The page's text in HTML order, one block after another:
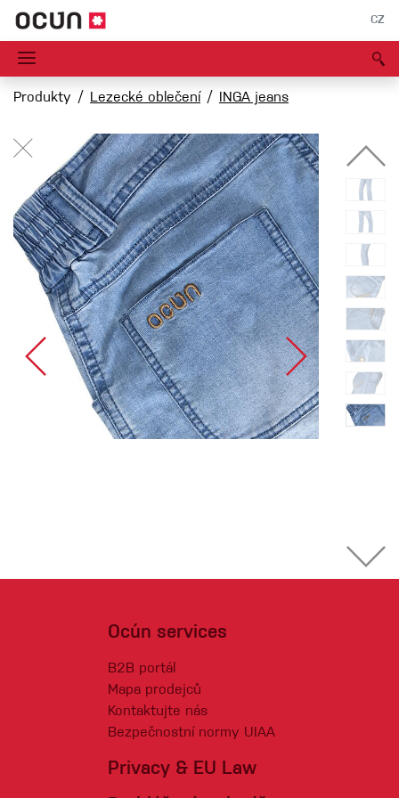
CZ
Produkty Lezecké oblečení INGA jeans
Ocún services
B2B portál
Mapa prodejců
Kontaktujte nás
Bezpečnostní normy UIAA
Privacy & EU Law